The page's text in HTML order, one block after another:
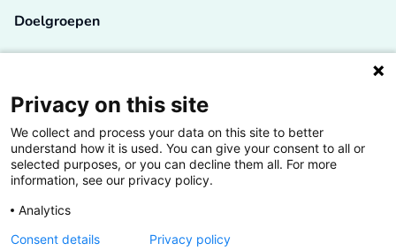
Doelgroepen
Lectoren en onderzoekers
Bedrijven
Hogescholen
Privacy on this site
We collect and process your data on this site to better
understand how it is used. You can give your consent to all or
selected purposes, or you can decline them all. For more
information, see our privacy policy.
Analytics
Consent details
Privacy policy